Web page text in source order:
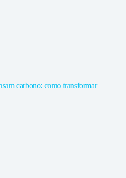
carbono: como transformar